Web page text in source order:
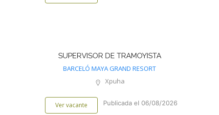
SUPERVISOR DE TRAMOYISTA
BARCELÓ MAYA GRAND RESORT
Xpuha
Ver vacante Publicada el 06/08/2026